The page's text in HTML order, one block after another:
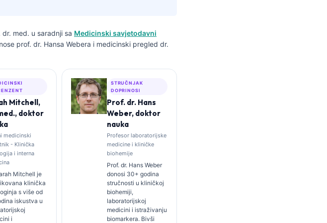
dr. med. u saradnji sa Medicinski savjetodavni
prof. dr. Hansa Webera i medicinski pregled dr.
Mitchell,
doktor
medicinski
- Klinička
i interna
Mitchell je
klinička
s više od
iskustva u
i
STRUČNJAK
DOPRINOSI
Prof. dr. Hans
Weber, doktor
nauka
Profesor laboratorijske
medicine i kliničke
biohemije
Prof. dr. Hans Weber
donosi 30+ godina
stručnosti u kliničkoj
biohemiji,
laboratorijskoj
medicini i istraživanju
biomarkera. Bivši